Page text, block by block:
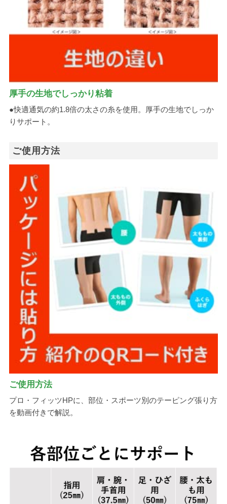
厚手の生地でしっかり粘着
●快適通気の約1.8倍の太さの糸を使用。厚手の生地でしっか
りサポート。
ご使用方法
ご使用方法
プロ・フィッツHPに、部位・スポーツ別のテーピング張り方
を動画付きで解説。